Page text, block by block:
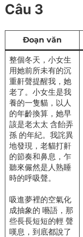
Câu 3
Đoạn văn
整個冬天，小女生
用她前所未有的沉
重鼾聲提醒我，她
老了。小女生是我
養的一隻貓，以人
的年齡換算，她早
該是老太太 含飴弄
孫 的年紀。我詫異
地發現，老貓打鼾
的節奏和鼻息，乍
聽來儼然是人熟睡
時的呼吸聲。
吸進夢裡的空氣化
成抽象的 囈語，那
些長長短短的輕 聲
嘆息，到底都說了